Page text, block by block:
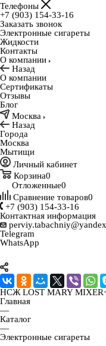
Телефоны
+7 (903) 154-33-16
Заказать звонок
Электронные сигареты
Жидкости
Контакты
О компании
Назад
О компании
Сертификаты
Отзывы
Блог
Москва
Назад
Города
Москва
Мытищи
Личный кабинет
Корзина0
Отложенные0
Сравнение товаров0
+7 (903) 154-33-16
Контактная информация
Telegram
WhatsApp
НСЖ LOST MARY MIXER+
Главная
—
Каталог
—
Электронные сигареты